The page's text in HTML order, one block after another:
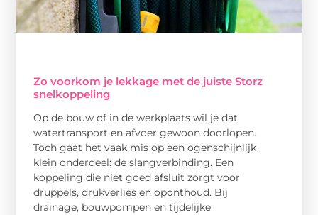
Zo voorkom je lekkage met de juiste Storz
snelkoppeling
Op de bouw of in de werkplaats wil je dat
watertransport en afvoer gewoon doorlopen.
Toch gaat het vaak mis op een ogenschijnlijk
klein onderdeel: de slangverbinding. Een
koppeling die niet goed afsluit zorgt voor
druppels, drukverlies en oponthoud. Bij
drainage, bouwpompen en tijdelijke